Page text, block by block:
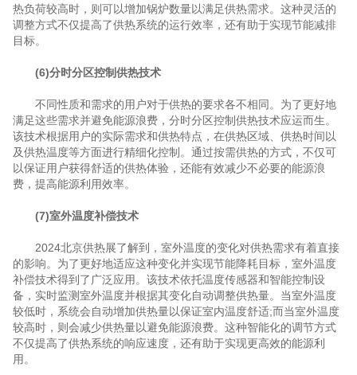
热负荷较高时，则可以增加锅炉数量以满足供热需求。这种灵活的
调整方式不仅提高了供热系统的运行效率，还有助于实现节能减排
目标。
(6)分时分区控制供热技术
不同性质和需求的用户对于供热的要求各不相同。为了更好地
满足这些需求并避免能源浪费，分时分区控制供热技术应运而生。
该技术根据用户的实际需求和供热特点，在供热区域、供热时间以
及供热温度等方面进行精细化控制。通过按需供热的方式，不仅可
以保证用户获得舒适的供热体验，还能有效减少不必要的能源浪
费，提高能源利用效率。
(7)室外温度补偿技术
2024北京供热展了解到，室外温度的变化对供热需求有着直接
的影响。为了更好地适应这种变化并实现节能降耗目标，室外温度
补偿技术得到了广泛应用。该技术依托温度传感器和智能控制设
备，实时监测室外温度并根据其变化自动调整供热量。当室外温度
较低时，系统会自动增加供热量以保证室内温度舒适;而当室外温度
较高时，则会减少供热量以避免能源浪费。这种智能化的调节方式
不仅提高了供热系统的响应速度，还有助于实现更高效的能源利
用。